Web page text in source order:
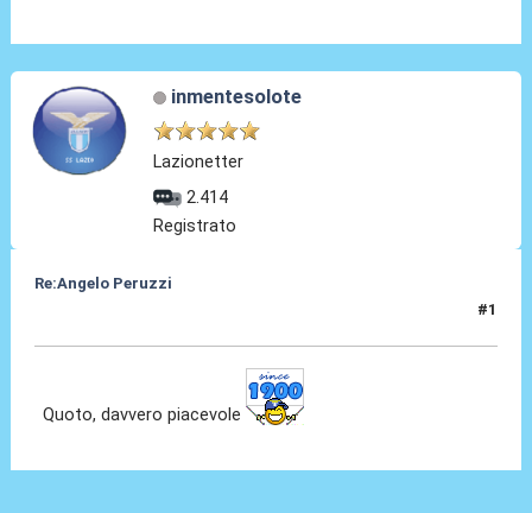
inmentesolote
Lazionetter
2.414
Registrato
Re:Angelo Peruzzi
#1
Quoto, davvero piacevole